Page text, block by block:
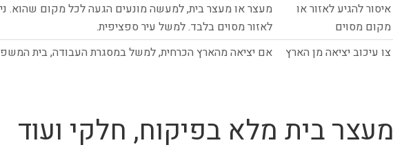
איסור להגיע לאזור או
מקום מסוים
מעצר או מעצר בית, למעשה מונעים הגעה לכל מקום שהוא.
לאזור מסוים בלבד. למשל עיר ספציפית.
צו עיכוב יציאה מן הארץ
אם יציאה מהארץ הכרחית, למשל במסגרת העבודה, בית
מעצר בית מלא בפיקוח, חלקי ועוד